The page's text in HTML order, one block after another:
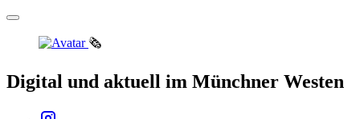
🗞️
Digital und aktuell im Münchner Westen